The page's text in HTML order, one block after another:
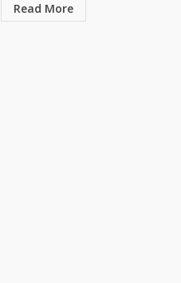
Read More